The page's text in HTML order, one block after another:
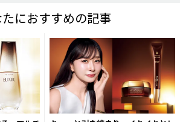
におすすめの記事